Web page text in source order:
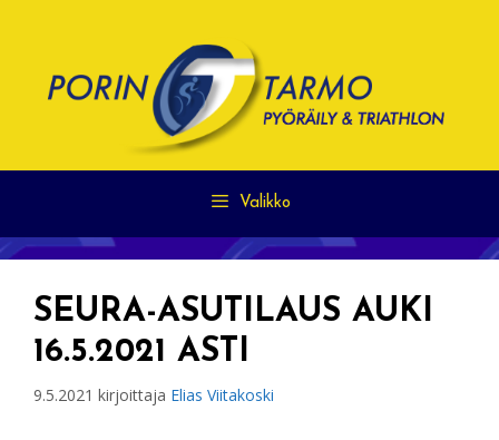
Valikko
SEURA-ASUTILAUS AUKI
16.5.2021 ASTI
9.5.2021 kirjoittaja Elias Viitakoski